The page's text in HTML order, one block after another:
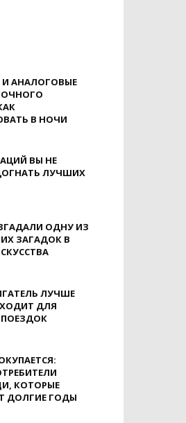
АНАЛОГОВЫЕ
В НОЧИ
ВЫ НЕ
ЛУЧШИХ
ОДНУ ИЗ
ЗАГАДОК В
ЛУЧШЕ
ДЛЯ
КОТОРЫЕ
ДОЛГИЕ ГОДЫ